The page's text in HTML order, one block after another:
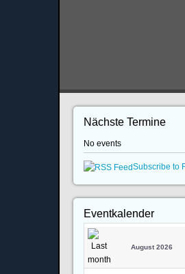
Nächste Termine
No events
Subscribe to
Eventkalender
August 2026